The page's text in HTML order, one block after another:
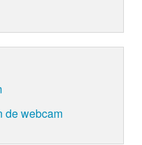
de webcam